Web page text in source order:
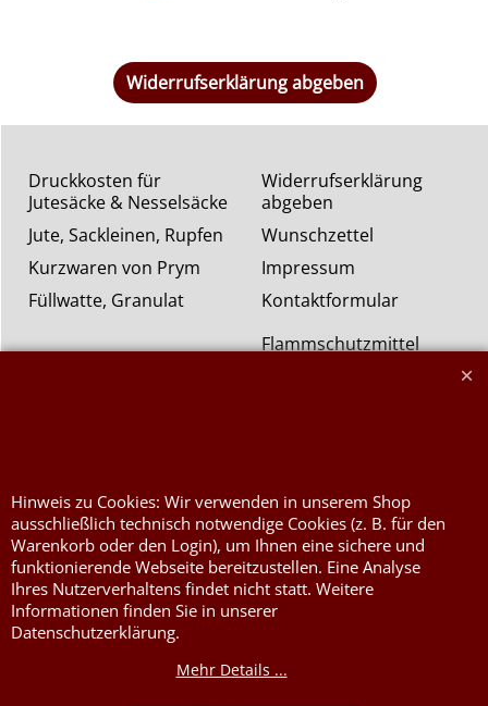
Widerrufserklärung abgeben
Widerrufserklärung
abgeben
Wunschzettel
Impressum
Kontaktformular
Druckkosten für
Jutesäcke & Nesselsäcke
Jute, Sackleinen, Rupfen
Kurzwaren von Prym
Füllwatte, Granulat
Flammschutzmittel
WebShop erstellt mit ShopFactory Shop Software.
Hinweis zu Cookies: Wir verwenden in unserem Shop
ausschließlich technisch notwendige Cookies (z. B. für den
Warenkorb oder den Login), um Ihnen eine sichere und
funktionierende Webseite bereitzustellen. Eine Analyse
Ihres Nutzerverhaltens findet nicht statt. Weitere
Informationen finden Sie in unserer
Datenschutzerklärung.
Mehr Details ...